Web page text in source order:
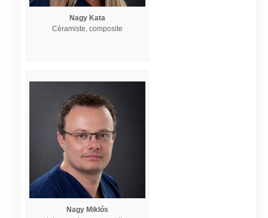
Nagy Kata
Céramiste, composite
Nagy Miklós